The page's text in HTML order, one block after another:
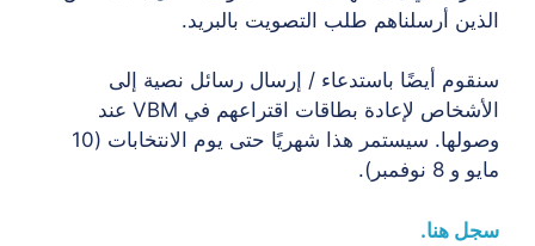
الذين أرسلناهم طلب التصويت بالبريد.
سنقوم أيضًا باستدعاء / إرسال رسائل نصية إلى
الأشخاص لإعادة بطاقات اقتراعهم في VBM عند
وصولها. سيستمر هذا شهريًا حتى يوم الانتخابات (10
مايو و 8 نوفمبر).
سجل هنا.